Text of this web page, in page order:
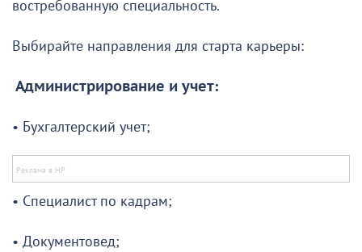
востребованную специальность.
Выбирайте направления для старта карьеры:
Администрирование и учет:
• Бухгалтерский учет;
• Специалист по кадрам;
• Документовед;